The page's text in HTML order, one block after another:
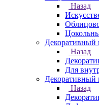
Назад
Декоративный
Назад
Для
Декоративный
Назад